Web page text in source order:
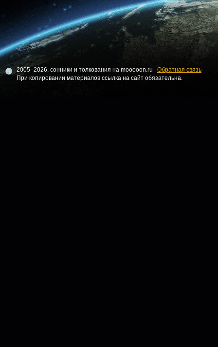
2005–2026, сонники и толкования на mooooon.ru | Обратная связь
При копировании материалов ссылка на сайт обязательна.